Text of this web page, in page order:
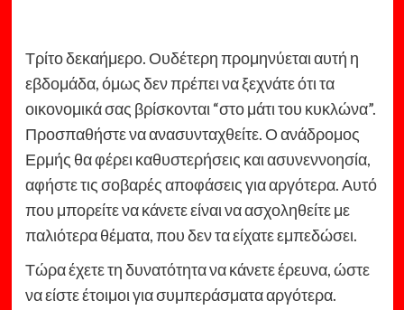
Τρίτο δεκαήμερο. Ουδέτερη προμηνύεται αυτή η
εβδομάδα, όμως δεν πρέπει να ξεχνάτε ότι τα
οικονομικά σας βρίσκονται “στο μάτι του κυκλώνα”.
Προσπαθήστε να ανασυνταχθείτε. Ο ανάδρομος
Ερμής θα φέρει καθυστερήσεις και ασυνεννοησία,
αφήστε τις σοβαρές αποφάσεις για αργότερα. Αυτό
που μπορείτε να κάνετε είναι να ασχοληθείτε με
παλιότερα θέματα, που δεν τα είχατε εμπεδώσει.
Τώρα έχετε τη δυνατότητα να κάνετε έρευνα, ώστε
να είστε έτοιμοι για συμπεράσματα αργότερα.